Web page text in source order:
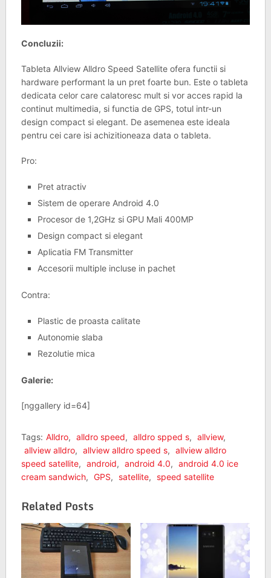
Concluzii:
Tableta Allview Alldro Speed Satellite ofera functii si
hardware performant la un pret foarte bun. Este o tableta
dedicata celor care calatoresc mult si vor acces rapid la
continut multimedia, si functia de GPS, totul intr-un
design compact si elegant. De asemenea este ideala
pentru cei care isi achizitioneaza data o tableta.
Pro:
Pret atractiv
Sistem de operare Android 4.0
Procesor de 1,2GHz si GPU Mali 400MP
Design compact si elegant
Aplicatia FM Transmitter
Accesorii multiple incluse in pachet
Contra:
Plastic de proasta calitate
Autonomie slaba
Rezolutie mica
Galerie:
[nggallery id=64]
Tags: Alldro, alldro speed, alldro spped s, allview,
allview alldro, allview alldro speed s, allview alldro
speed satellite, android, android 4.0, android 4.0 ice
cream sandwich, GPS, satellite, speed satellite
Related Posts